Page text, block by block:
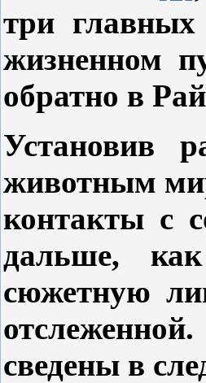
три
жизненном
обратно в
Установив
животным
контакты с
дальше,
сюжетную
сведены в